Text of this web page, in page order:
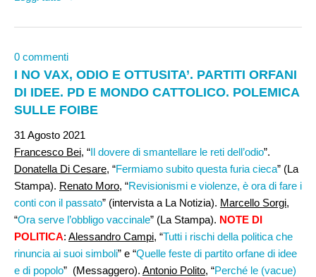
0 commenti
I NO VAX, ODIO E OTTUSITA’. PARTITI ORFANI
DI IDEE. PD E MONDO CATTOLICO. POLEMICA
SULLE FOIBE
31 Agosto 2021
Francesco Bei, “Il dovere di smantellare le reti dell’odio”.
Donatella Di Cesare, “Fermiamo subito questa furia cieca” (La
Stampa). Renato Moro, “Revisionismi e violenze, è ora di fare i
conti con il passato” (intervista a La Notizia). Marcello Sorgi,
“Ora serve l’obbligo vaccinale” (La Stampa). NOTE DI
POLITICA: Alessandro Campi, “Tutti i rischi della politica che
rinuncia ai suoi simboli” e “Quelle feste di partito orfane di idee
e di popolo” (Messaggero). Antonio Polito, “Perché le (vacue)